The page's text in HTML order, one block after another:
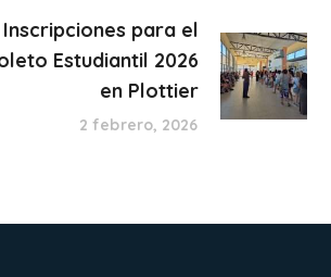
Inscripciones para el
Estudiantil 2026
en Plottier
2 febrero, 2026